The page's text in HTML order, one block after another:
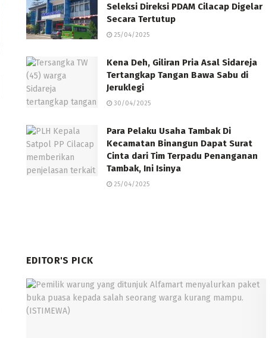
Seleksi Direksi PDAM Cilacap Digelar
Secara Tertutup
25/04/2025
Kena Deh, Giliran Pria Asal Sidareja
Tertangkap Tangan Bawa Sabu di
Jeruklegi
30/04/2025
Para Pelaku Usaha Tambak Di
Kecamatan Binangun Dapat Surat
Cinta dari Tim Terpadu Penanganan
Tambak, Ini Isinya
25/04/2025
EDITOR'S PICK